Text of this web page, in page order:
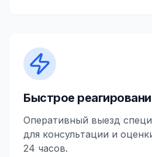
Быстрое
Оперативный выезд
для консультации и
24 часов.